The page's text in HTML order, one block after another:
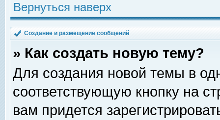
Вернуться наверх
Создание и размещение сообщений
» Как создать новую тему?
Для создания новой темы в
соответствующую кнопку на
вам придется